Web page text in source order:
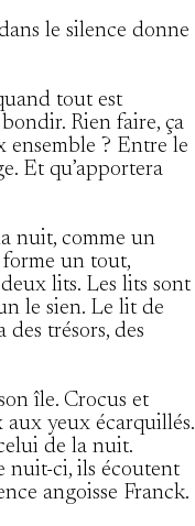
le silence donne
tout est
Rien faire, ça
ensemble ? Entre le
Et qu’apportera
nuit, comme un
forme un tout,
lits. Les lits sont
le sien. Le lit de
trésors, des
île. Crocus et
aux yeux écarquillés.
de la nuit.
nuit-ci, ils écoutent
angoisse Franck.